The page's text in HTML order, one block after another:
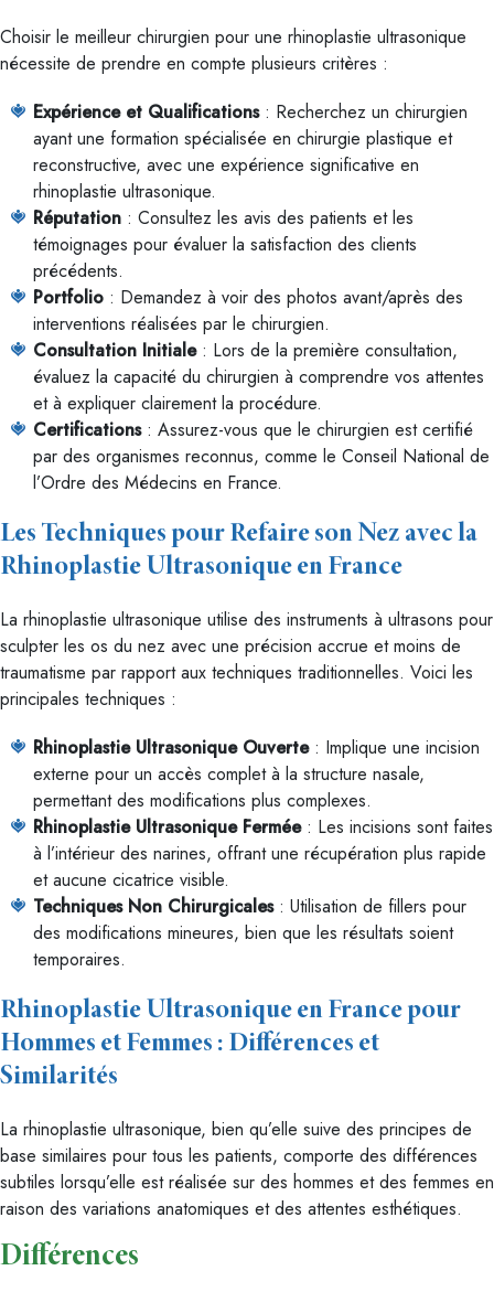
Choisir le meilleur chirurgien pour une rhinoplastie ultrasonique
nécessite de prendre en compte plusieurs critères :
Expérience et Qualifications: Recherchez un chirurgien
ayant une formation spécialisée en chirurgie plastique et
reconstructive, avec une expérience significative en
rhinoplastie ultrasonique.
Réputation : Consultez les avis des patients et les
témoignages pour évaluer la satisfaction des clients
précédents.
Portfolio : Demandez à voir des photos avant/après des
interventions réalisées par le chirurgien.
Consultation Initiale: Lors de la première consultation,
évaluez la capacité du chirurgien à comprendre vos attentes
et à expliquer clairement la procédure.
Certifications: Assurez-vous que le chirurgien est certifié
par des organismes reconnus, comme le Conseil National de
l’Ordre des Médecins en France.
Les Techniques pour Refaire son Nez avec la
Rhinoplastie Ultrasonique en France
La rhinoplastie ultrasonique utilise des instruments à ultrasons pour
sculpter les os du nez avec une précision accrue et moins de
traumatisme par rapport aux techniques traditionnelles. Voici les
principales techniques :
Rhinoplastie Ultrasonique Ouverte: Implique une incision
externe pour un accès complet à la structure nasale,
permettant des modifications plus complexes.
Rhinoplastie Ultrasonique Fermée: Les incisions sont faites
à l’intérieur des narines, offrant une récupération plus rapide
et aucune cicatrice visible.
Techniques Non Chirurgicales: Utilisation de fillers pour
des modifications mineures, bien que les résultats soient
temporaires.
Rhinoplastie Ultrasonique en France pour
Hommes et Femmes : Différences et
Similarités
La rhinoplastie ultrasonique, bien qu’elle suive des principes de
base similaires pour tous les patients, comporte des différences
subtiles lorsqu’elle est réalisée sur des hommes et des femmes en
raison des variations anatomiques et des attentes esthétiques.
Différences